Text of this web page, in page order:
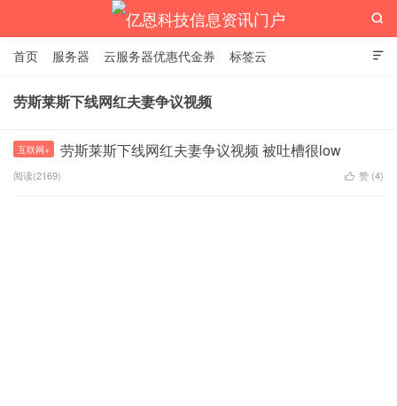
亿恩科技信息资讯门户

首页 服务器 云服务器优惠代金券 标签云

劳斯莱斯下线网红夫妻争议视频
互联网+ 劳斯莱斯下线网红夫妻争议视频 被吐槽很low
阅读(2169)  赞 (4)